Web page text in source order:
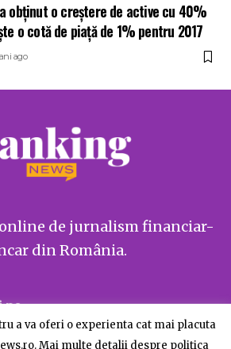
obținut o creștere de active cu 40%
o cotă de piață de 1% pentru 2017
ago
de jurnalism financiar-
din România.
pe
a va oferi o experienta cat mai placuta
Mai multe detalii despre politica